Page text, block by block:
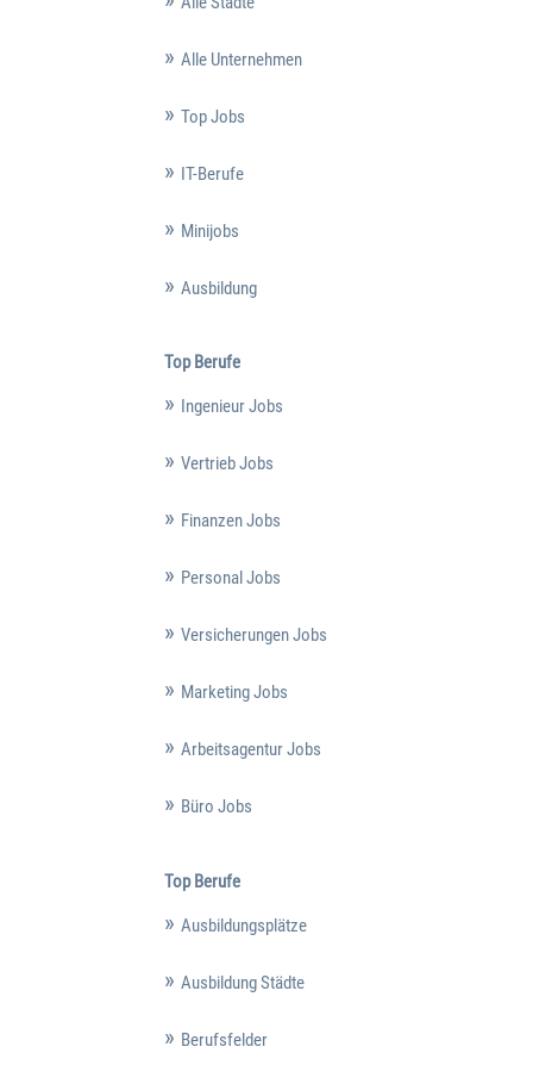
Alle Unternehmen
Top Jobs
IT-Berufe
Minijobs
Ausbildung
Top Berufe
Ingenieur Jobs
Vertrieb Jobs
Finanzen Jobs
Personal Jobs
Versicherungen Jobs
Marketing Jobs
Arbeitsagentur Jobs
Büro Jobs
Top Berufe
Ausbildungsplätze
Ausbildung Städte
Berufsfelder